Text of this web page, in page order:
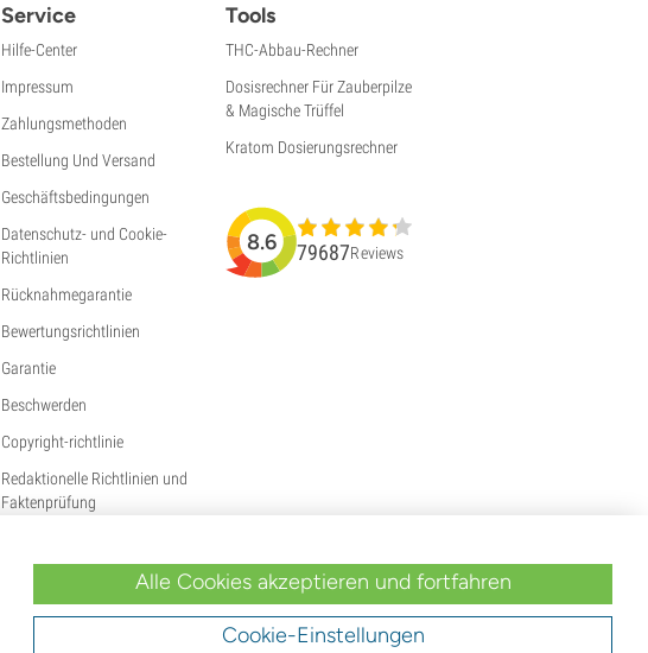
Service
Hilfe-Center
Impressum
Zahlungsmethoden
Bestellung Und Versand
Geschäftsbedingungen
Datenschutz- und Cookie-
Richtlinien
Rücknahmegarantie
Bewertungsrichtlinien
Garantie
Beschwerden
Copyright-richtlinie
Redaktionelle Richtlinien und
Faktenprüfung
Tools
THC-Abbau-Rechner
Dosisrechner Für Zauberpilze
& Magische Trüffel
Kratom Dosierungsrechner
8.6 79687Reviews
Alle Cookies akzeptieren und fortfahren
Cookie-Einstellungen